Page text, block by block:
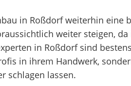
in Roßdorf weiterhin eine
weiter steigen,
in Roßdorf sind
in ihrem Handwerk,
schlagen lassen.